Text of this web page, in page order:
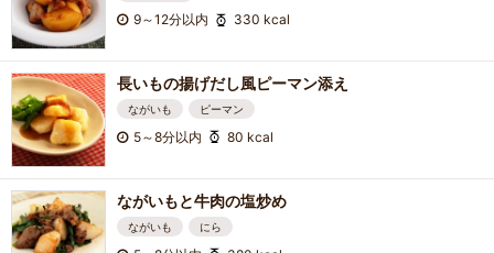
9～12分以内 330 kcal
長いもの揚げだし風ピーマン添え
ながいも ピーマン
5～8分以内 80 kcal
ながいもと牛肉の塩炒め
ながいも にら